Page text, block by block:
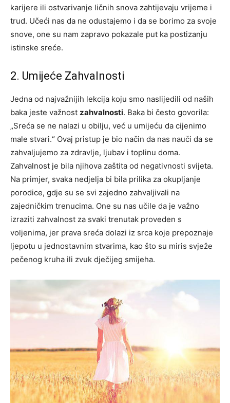
karijere ili ostvarivanje ličnih snova zahtijevaju vrijeme i
trud. Učeći nas da ne odustajemo i da se borimo za svoje
snove, one su nam zapravo pokazale put ka postizanju
istinske sreće.
2. Umijeće Zahvalnosti
Jedna od najvažnijih lekcija koju smo naslijedili od naših
baka jeste važnost zahvalnosti. Baka bi često govorila:
„Sreća se ne nalazi u obilju, već u umijeću da cijenimo
male stvari.“ Ovaj pristup je bio način da nas nauči da se
zahvaljujemo za zdravlje, ljubav i toplinu doma.
Zahvalnost je bila njihova zaštita od negativnosti svijeta.
Na primjer, svaka nedjelja bi bila prilika za okupljanje
porodice, gdje su se svi zajedno zahvaljivali na
zajedničkim trenucima. One su nas učile da je važno
izraziti zahvalnost za svaki trenutak proveden s
voljenima, jer prava sreća dolazi iz srca koje prepoznaje
ljepotu u jednostavnim stvarima, kao što su miris svježe
pečenog kruha ili zvuk dječijeg smijeha.